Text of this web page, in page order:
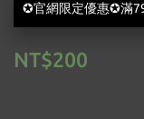
✪官網限定優惠✪滿
NT$200